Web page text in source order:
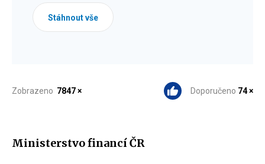
Stáhnout vše
Zobrazeno 7847 × Doporučeno 74 ×
Ministerstvo financí ČR